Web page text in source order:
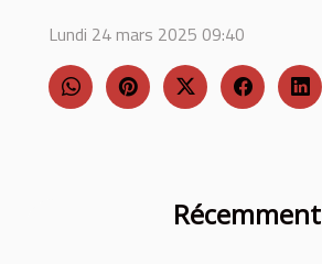
Récemment
Lundi 24 mars 2025 09:40